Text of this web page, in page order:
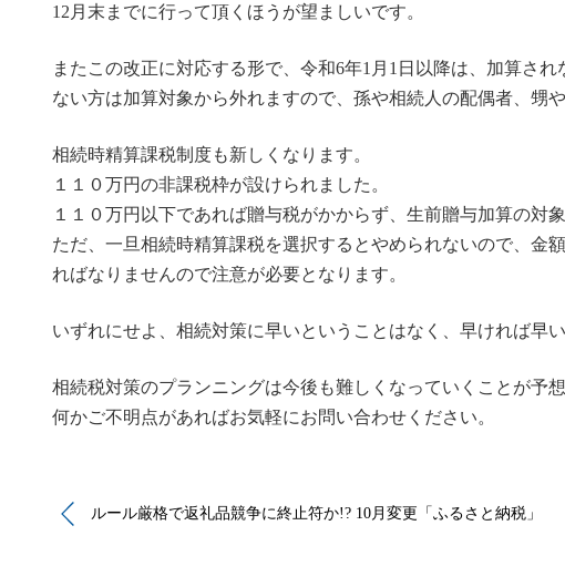
12月末までに行って頂くほうが望ましいです。
またこの改正に対応する形で、令和6年1月1日以降は、加算さ
ない方は加算対象から外れますので、孫や相続人の配偶者、甥
相続時精算課税制度も新しくなります。
１１０万円の非課税枠が設けられました。
１１０万円以下であれば贈与税がかからず、生前贈与加算の対
ただ、一旦相続時精算課税を選択するとやめられないので、金
ればなりませんので注意が必要となります。
いずれにせよ、相続対策に早いということはなく、早ければ早
相続税対策のプランニングは今後も難しくなっていくことが予想
何かご不明点があればお気軽にお問い合わせください。
ルール厳格で返礼品競争に終止符か!? 10月変更「ふるさと納税」